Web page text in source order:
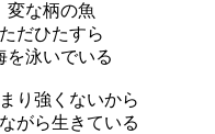
変な柄の魚
ただひたすら
を泳いでいる
り強くないから
がら生きている